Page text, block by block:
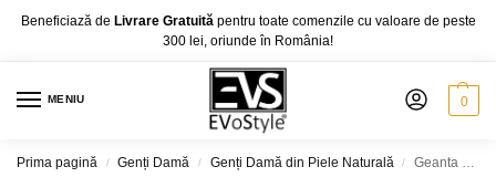
Beneficiază de Livrare Gratuită pentru toate comenzile cu valoare de peste
300 lei, oriunde în România!
MENIU 0
Prima pagină / Genți Damă / Genți Damă din Piele Naturală / Geanta Belle Monique QX90, Piele Naturala Italia, negru